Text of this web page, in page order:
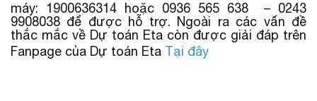
máy: 1900636314 hoặc 0936 565 638 – 0243
9908038 để được hỗ trợ. Ngoài ra các vấn đề
thắc mắc về Dự toán Eta còn được giải đáp trên
Fanpage của Dự toán Eta Tại đây